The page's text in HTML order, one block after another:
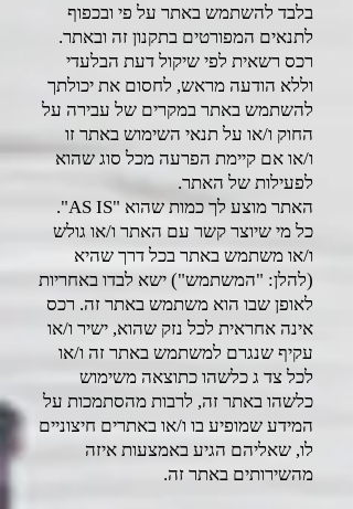
בלבד להשתמש באתר על פי ובכפוף
לתנאים המפורטים בתקנון זה ובאתר.
רכס רשאית לפי שיקול דעת הבלעדי
וללא הודעה מראש, לחסום את יכולתך
להשתמש באתר במקרים של עבירה על
החוק ו/או על תנאי השימוש באתר זו
ו/או אם קיימת הפרעה מכל סוג שהוא
לפעילות של האתר.
האתר מוצע לך כמות שהוא "AS IS".
כל מי שיוצר קשר עם האתר ו/או גולש
ו/או משתמש באתר בכל דרך שהיא
(להלן: "המשתמש") ישא לבדו באחריות
לאופן שבו הוא משתמש באתר זה. רכס
אינה אחראית לכל נזק שהוא, ישיר ו/או
עקיף שנגרם למשתמש באתר זה ו/או
לכל צד ג כלשהו כתוצאה משימוש
כלשהו באתר זה, לרבות מהסתמכות על
המידע שמופיע בו ו/או באתרים חיצוניים
לו, שאליהם הגיע באמצעות איזה
מהשירותים באתר זה.